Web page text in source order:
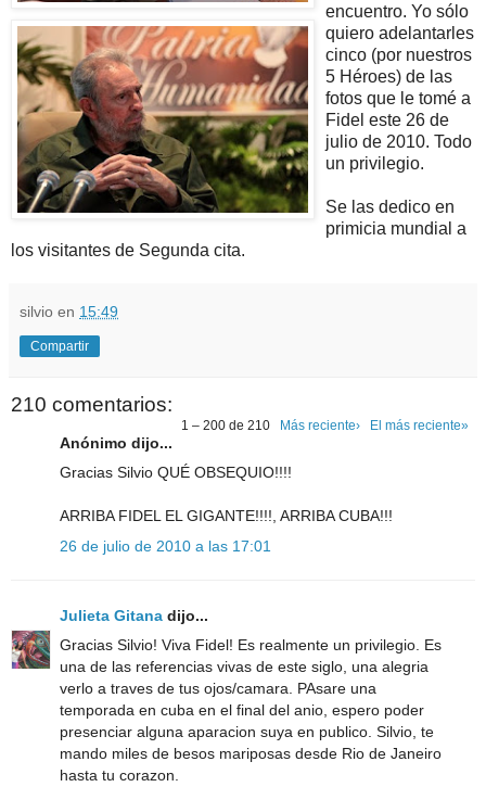
encuentro. Yo sólo
quiero adelantarles
cinco (por nuestros
5 Héroes) de las
fotos que le tomé a
Fidel este 26 de
julio de 2010. Todo
un privilegio.
Se las dedico en
primicia mundial a
los visitantes de Segunda cita.
silvio en 15:49
Compartir
210 comentarios:
1 – 200 de 210 Más reciente› El más reciente»
Anónimo dijo...
Gracias Silvio QUÉ OBSEQUIO!!!!
ARRIBA FIDEL EL GIGANTE!!!!, ARRIBA CUBA!!!
26 de julio de 2010 a las 17:01
Julieta Gitana dijo...
Gracias Silvio! Viva Fidel! Es realmente un privilegio. Es
una de las referencias vivas de este siglo, una alegria
verlo a traves de tus ojos/camara. PAsare una
temporada en cuba en el final del anio, espero poder
presenciar alguna aparacion suya en publico. Silvio, te
mando miles de besos mariposas desde Rio de Janeiro
hasta tu corazon.